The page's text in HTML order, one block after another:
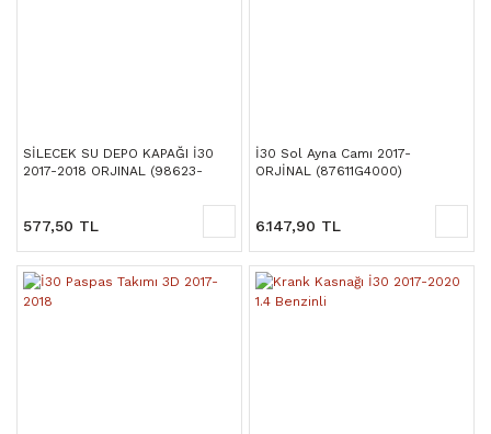
SİLECEK SU DEPO KAPAĞI İ30
2017-2018 ORJINAL (98623-
577,50 TL
İ30 Sol Ayna Camı 2017-
ORJİNAL (87611G4000)
6.147,90 TL